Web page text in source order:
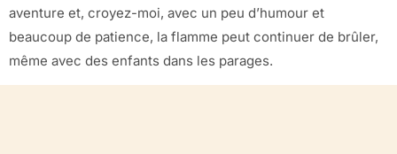
aventure et, croyez-moi, avec un peu d’humour et
beaucoup de patience, la flamme peut continuer de brûler,
même avec des enfants dans les parages.